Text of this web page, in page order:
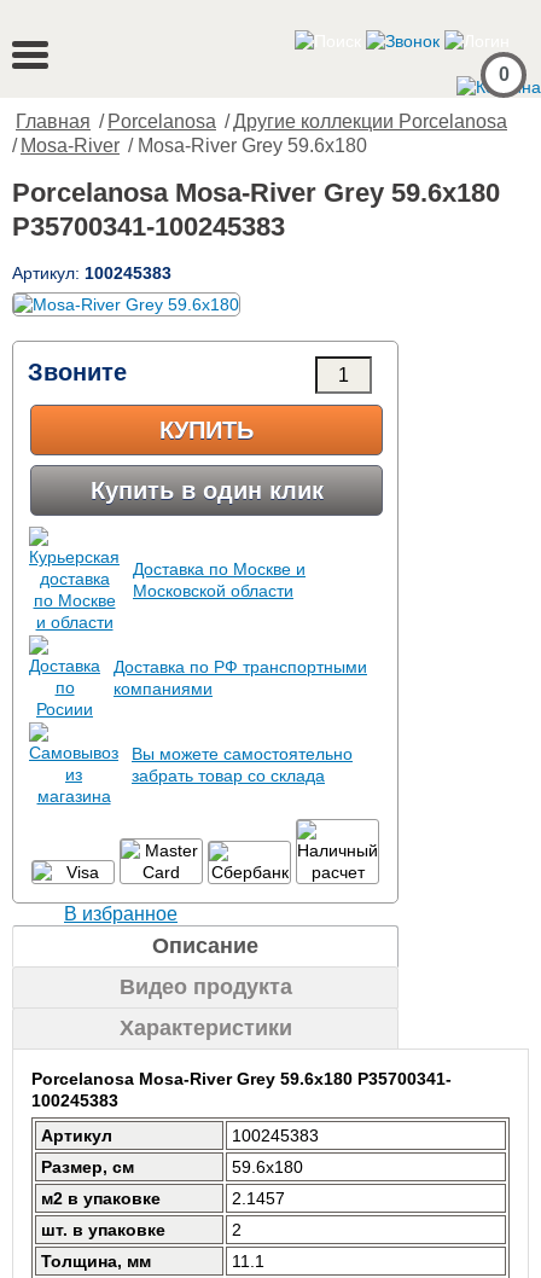
0
Главная / Porcelanosa /Другие коллекции Porcelanosa
/ Mosa-River / Mosa-River Grey 59.6x180
Porcelanosa Mosa-River Grey 59.6x180
P35700341-100245383
Артикул: 100245383
Звоните
КУПИТЬ
Купить в один клик
Доставка по Москве и
Московской области
Доставка по РФ транспортными
компаниями
Вы можете самостоятельно
забрать товар со склада
В избранное
Описание
Видео продукта
Характеристики
Porcelanosa Mosa-River Grey 59.6x180 P35700341-
100245383
Артикул
100245383
Размер, см
59.6x180
м2 в упаковке
2.1457
шт. в упаковке
2
Толщина, мм
11.1